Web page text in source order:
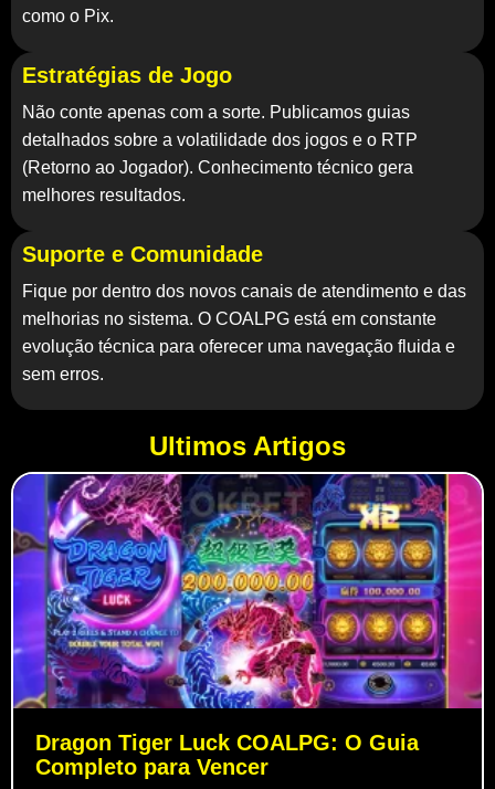
como o Pix.
Estratégias de Jogo
Não conte apenas com a sorte. Publicamos guias
detalhados sobre a volatilidade dos jogos e o RTP
(Retorno ao Jogador). Conhecimento técnico gera
melhores resultados.
Suporte e Comunidade
Fique por dentro dos novos canais de atendimento e das
melhorias no sistema. O COALPG está em constante
evolução técnica para oferecer uma navegação fluida e
sem erros.
Ultimos Artigos
Dragon Tiger Luck COALPG: O Guia
Completo para Vencer